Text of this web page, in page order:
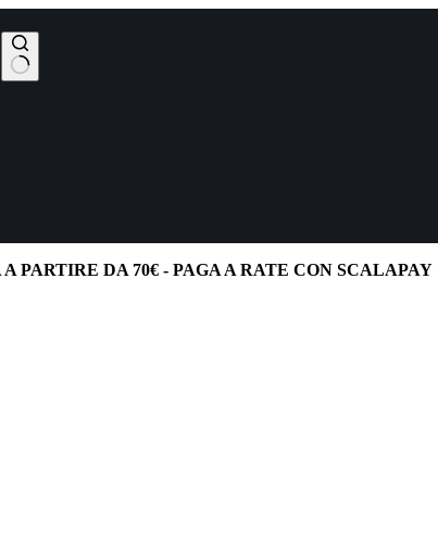
A PARTIRE DA 70€ - PAGA A RATE CON SCALAPAY